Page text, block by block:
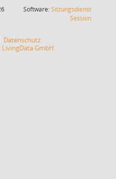
Software:Sitzungsdienst
Session(Wird in
Datenschutz
LivingData GmbH